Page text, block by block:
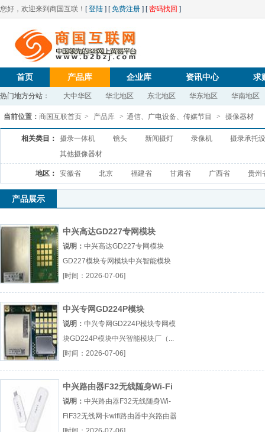
您好，欢迎来到商国互联！ [登陆 ] [免费注册 ] [密码找回 ]
首页 产品库 企业库 资讯中心 求
热门地方分站： 大中华区 华北地区 东北地区 华东地区 华南地区
当前位置： 商国互联首页 > 产品库 > 通信、广电设备、传媒节目 > 摄像器材
相关类目： 摄录一体机 镜头 新闻摄灯 录像机
摄录承托
其他摄像器材
地区： 安徽省 北京 福建省 甘肃省 广西省 贵州
产品展示
中兴高达GD227专网模块
说明： 中兴高达GD227专网模块
GD227模块专网模块中兴智能模块
厂（...『GD227模块』
[时间：2026-07-06]
中兴专网GD224P模块
说明： 中兴专网GD224P模块专网模
块GD224P模块中兴智能模块厂（...
『专网模块』
[时间：2026-07-06]
中兴路由器F32无线随身Wi-Fi
说明： 中兴路由器F32无线随身Wi-
FiF32无线网卡wifi路由器中兴路由器